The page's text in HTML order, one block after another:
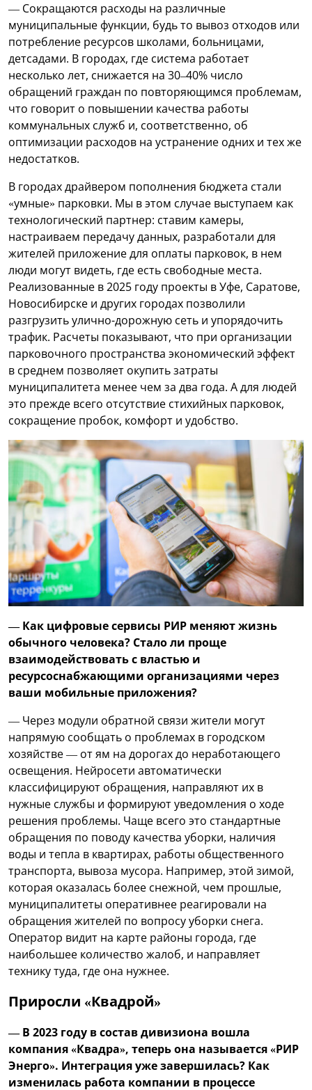
— Сокращаются расходы на различные
муниципальные функции, будь то вывоз отходов или
потребление ресурсов школами, больницами,
детсадами. В городах, где система работает
несколько лет, снижается на 30–40% число
обращений граждан по повторяющимся проблемам,
что говорит о повышении качества работы
коммунальных служб и, соответственно, об
оптимизации расходов на устранение одних и тех же
недостатков.
В городах драйвером пополнения бюджета стали
«умные» парковки. Мы в этом случае выступаем как
технологический партнер: ставим камеры,
настраиваем передачу данных, разработали для
жителей приложение для оплаты парковок, в нем
люди могут видеть, где есть свободные места.
Реализованные в 2025 году проекты в Уфе, Саратове,
Новосибирске и других городах позволили
разгрузить улично-дорожную сеть и упорядочить
трафик. Расчеты показывают, что при организации
парковочного пространства экономический эффект
в среднем позволяет окупить затраты
муниципалитета менее чем за два года. А для людей
это прежде всего отсутствие стихийных парковок,
сокращение пробок, комфорт и удобство.
— Как цифровые сервисы РИР меняют жизнь
обычного человека? Стало ли проще
взаимодействовать с властью и
ресурсоснабжающими организациями через
ваши мобильные приложения?
— Через модули обратной связи жители могут
напрямую сообщать о проблемах в городском
хозяйстве — от ям на дорогах до неработающего
освещения. Нейросети автоматически
классифицируют обращения, направляют их в
нужные службы и формируют уведомления о ходе
решения проблемы. Чаще всего это стандартные
обращения по поводу качества уборки, наличия
воды и тепла в квартирах, работы общественного
транспорта, вывоза мусора. Например, этой зимой,
которая оказалась более снежной, чем прошлые,
муниципалитеты оперативнее реагировали на
обращения жителей по вопросу уборки снега.
Оператор видит на карте районы города, где
наибольшее количество жалоб, и направляет
технику туда, где она нужнее.
Приросли «Квадрой»
— В 2023 году в состав дивизиона вошла
компания «Квадра», теперь она называется «РИР
Энерго». Интеграция уже завершилась? Как
изменилась работа компании в процессе